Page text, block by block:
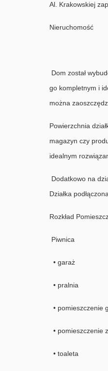
Al. Krakowskiej
Nieruchomość
Dom został
go kompletnym i
można
Powierzchnia
magazyn czy
idealnym
Dodatkowo na
Działka
Rozkład
Piwnica
• garaż
• pralnia
• pomieszczenie
• pomieszczenie
• toaleta